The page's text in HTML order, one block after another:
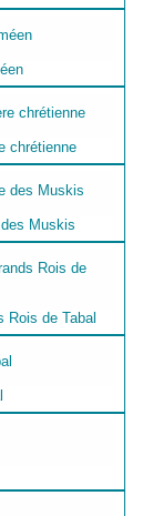
chrétienne
Muskis
Rois de Tabal